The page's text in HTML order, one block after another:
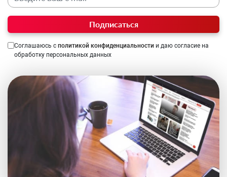
Подписаться
Соглашаюсь с политикой конфиденциальности и даю согласие на
обработку персональных данных